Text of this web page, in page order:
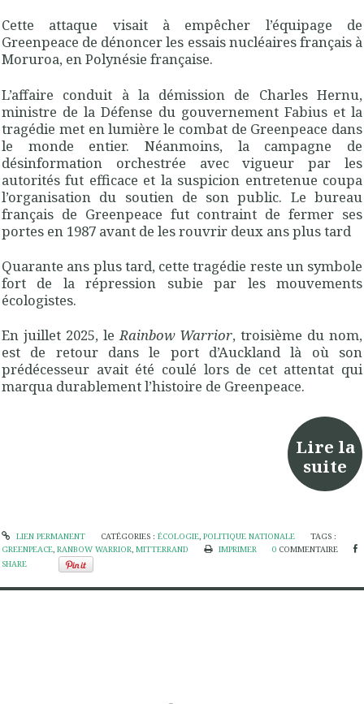
Cette attaque visait à empêcher l’équipage de
Greenpeace de dénoncer les essais nucléaires français à
Moruroa, en Polynésie française.
L’affaire conduit à la démission de Charles Hernu,
ministre de la Défense du gouvernement Fabius et la
tragédie met en lumière le combat de Greenpeace dans
le monde entier. Néanmoins, la campagne de
désinformation orchestrée avec vigueur par les
autorités fut efficace et la suspicion entretenue coupa
l’organisation du soutien de son public. Le bureau
français de Greenpeace fut contraint de fermer ses
portes en 1987 avant de les rouvrir deux ans plus tard
Quarante ans plus tard, cette tragédie reste un symbole
fort de la répression subie par les mouvements
écologistes.
En juillet 2025, leRainbow Warrior, troisième du nom,
est de retour dans le port d’Auckland là où son
prédécesseur avait été coulé lors de cet attentat qui
marqua durablement l’histoire de Greenpeace.
Lire la
suite
LIEN PERMANENT CATÉGORIES : ÉCOLOGIE, POLITIQUE NATIONALE
TAGS :
GREENPEACE, RANBOW WARRIOR, MITTERRAND IMPRIMER 0 COMMENTAIRE
SHARE